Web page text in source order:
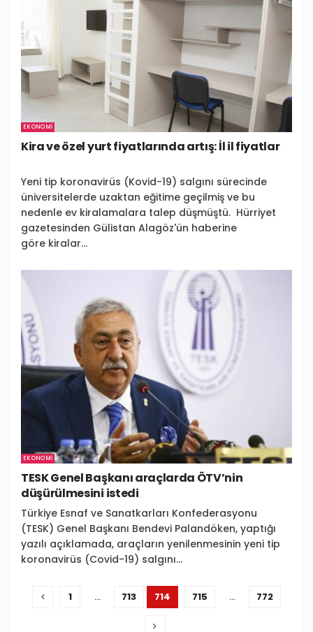
EKONOMI
Kira ve özel yurt fiyatlarında artış: İl il fiyatlar
Yeni tip koronavirüs (Kovid-19) salgını sürecinde
üniversitelerde uzaktan eğitime geçilmiş ve bu
nedenle ev kiralamalara talep düşmüştü. Hürriyet
gazetesinden Gülistan Alagöz'ün haberine
göre kiralar...
EKONOMI
TESK Genel Başkanı araçlarda ÖTV’nin
düşürülmesini istedi
Türkiye Esnaf ve Sanatkarları Konfederasyonu
(TESK) Genel Başkanı Bendevi Palandöken, yaptığı
yazılı açıklamada, araçların yenilenmesinin yeni tip
koronavirüs (Covid-19) salgını...
1 … 713 714 715 … 772